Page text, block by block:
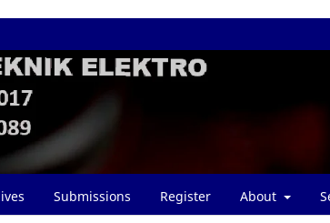
Submissions Register About